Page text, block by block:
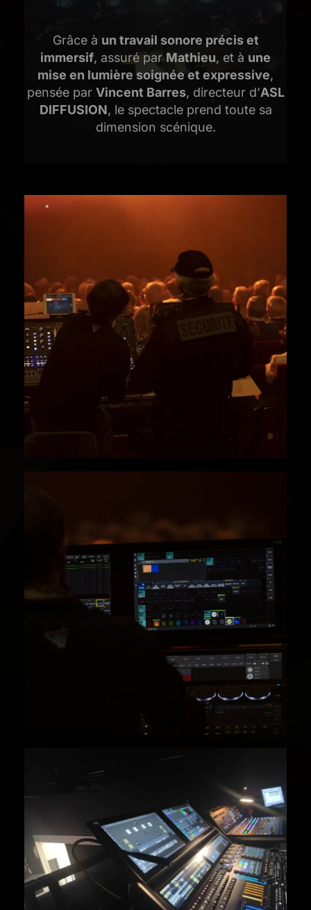
Grâce à un travail sonore précis et
immersif, assuré par Mathieu, et à une
mise en lumière soignée et expressive,
pensée par Vincent Barres, directeur d’ASL
DIFFUSION, le spectacle prend toute sa
dimension scénique.